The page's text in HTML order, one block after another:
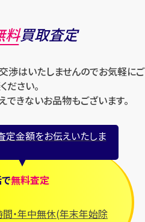
料買取査定
渉はいたしませんのでお気軽にご
ださい。
きないお品物もございます。
定金額をお伝えいたしま
で無料査定
間・年中無休(年末年始除